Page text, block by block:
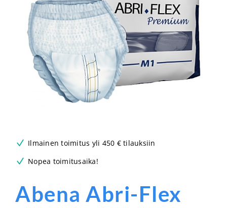
Ilmainen toimitus yli 450 € tilauksiin
Nopea toimitusaika!
Abena Abri-Flex